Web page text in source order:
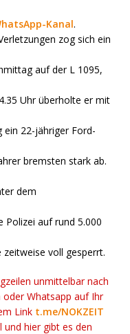
Kanal.
zog sich ein
auf der L 1095,
Uhr überholte er mit
ein 22-jähriger Ford-
bremsten stark ab.
dem
Polizei auf rund 5.000
voll gesperrt.
unmittelbar nach
Whatsapp auf Ihr
Link t.me/NOKZEIT
und hier gibt es den